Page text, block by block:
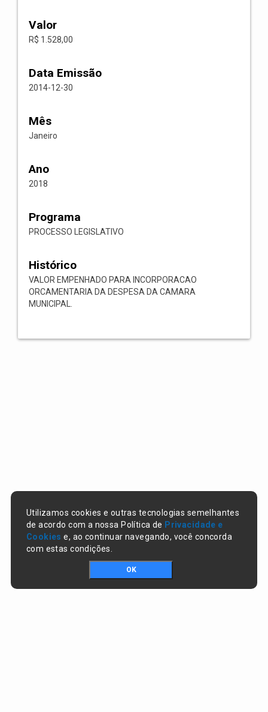
Valor
R$ 1.528,00
Data Emissão
2014-12-30
Mês
Janeiro
Ano
2018
Programa
PROCESSO LEGISLATIVO
Histórico
VALOR EMPENHADO PARA INCORPORACAO
ORCAMENTARIA DA DESPESA DA CAMARA
MUNICIPAL.
Utilizamos cookies e outras tecnologias semelhantes
de acordo com a nossa Política de Privacidade e
Cookies e, ao continuar navegando, você concorda
com estas condições.
OK